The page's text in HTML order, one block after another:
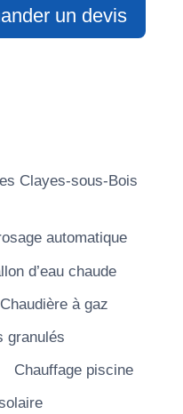
un devis
Clayes-sous-Bois
automatique
d’eau chaude
Chaudière à gaz
granulés
Chauffage piscine